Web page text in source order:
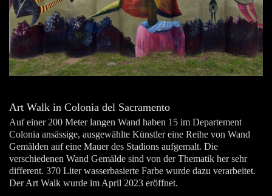
Art Walk in Colonia del Sacramento
Auf einer 200 Meter langen Wand haben 15 im Departement
Colonia ansässige, ausgewählte Künstler eine Reihe von Wand
Gemälden auf eine Mauer des Stadions aufgemalt. Die
verschiedenen Wand Gemälde sind von der Thematik her sehr
different. 370 Liter wasserbasierte Farbe wurde dazu verarbeitet.
Der Art Walk wurde im April 2023 eröffnet.